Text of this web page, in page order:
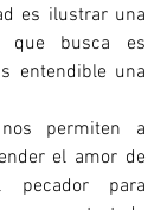
es ilustrar una
que busca es
entendible una
permiten a
el amor de
para